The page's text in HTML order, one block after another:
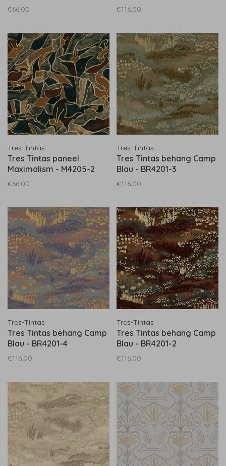
€66,00 €116,00
Tres-Tintas
Tres Tintas paneel
Maximalism - M4205-2
€66,00
Tres-Tintas
Tres Tintas behang Camp
Blau - BR4201-3
€116,00
Tres-Tintas
Tres Tintas behang Camp
Blau - BR4201-4
€116,00
Tres-Tintas
Tres Tintas behang Camp
Blau - BR4201-2
€116,00